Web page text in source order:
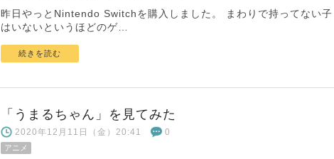
昨日やっとNintendo Switchを購入しました。 まわりで持ってない子
はいないというほどのゲ…
続きを読む
「うまるちゃん」を見てみた
2020年12月11日（金）20:41 0
アニメ